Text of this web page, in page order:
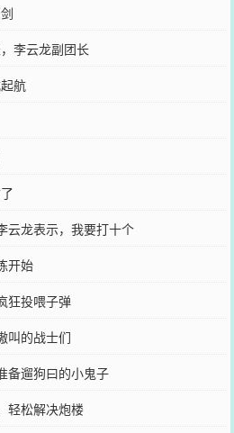
李云龙副团长
航
云龙表示，我要打十个
开始
狂投喂子弹
叫的战士们
备遛狗曰的小鬼子
轻松解决炮楼